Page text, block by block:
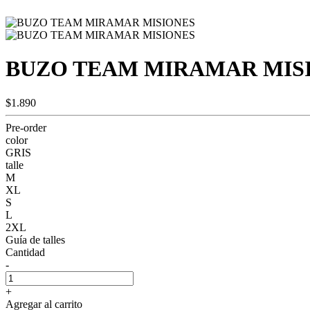
BUZO TEAM MIRAMAR
$1.890
Pre-order
color
GRIS
talle
M
XL
S
L
2XL
Guía de talles
Cantidad
-
+
Agregar al carrito